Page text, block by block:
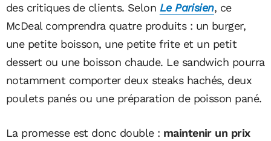
des critiques de clients. Selon Le Parisien, ce
McDeal comprendra quatre produits : un burger,
une petite boisson, une petite frite et un petit
dessert ou une boisson chaude. Le sandwich pourra
notamment comporter deux steaks hachés, deux
poulets panés ou une préparation de poisson pané.
La promesse est donc double : maintenir un prix